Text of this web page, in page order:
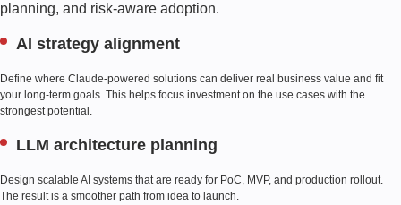
planning, and risk-aware adoption.
AI strategy alignment
Define where Claude-powered solutions can deliver real business value and fit
your long-term goals. This helps focus investment on the use cases with the
strongest potential.
LLM architecture planning
Design scalable AI systems that are ready for PoC, MVP, and production rollout.
The result is a smoother path from idea to launch.